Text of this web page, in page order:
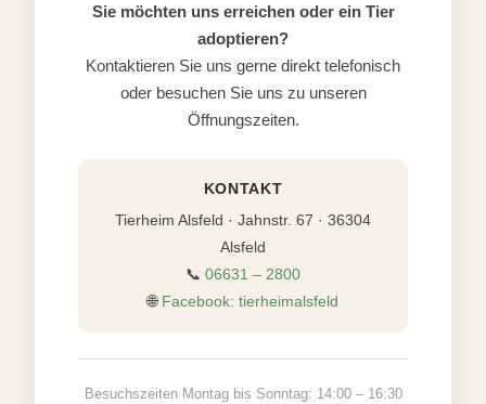
Sie möchten uns erreichen oder ein Tier
adoptieren?
Kontaktieren Sie uns gerne direkt telefonisch
oder besuchen Sie uns zu unseren
Öffnungszeiten.
KONTAKT
Tierheim Alsfeld · Jahnstr. 67 · 36304
Alsfeld
📞 06631 – 2800
🌐 Facebook: tierheimalsfeld
Besuchszeiten Montag bis Sonntag: 14:00 – 16:30